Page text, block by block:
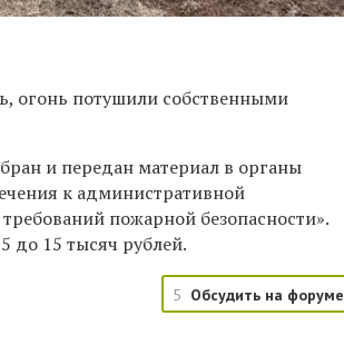
огонь потушили собственными
и передан материал в органы
к административной
пожарной безопасности».
до 15 тысяч рублей.
5 Обсудить на форуме